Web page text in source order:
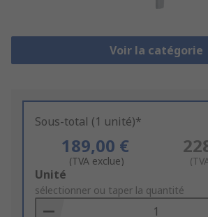
Voir la catégorie
Sous-total (1 unité)*
189,00 €
(TVA exclue)
Add
to
Basket
Unité
sélectionner ou taper la quantité